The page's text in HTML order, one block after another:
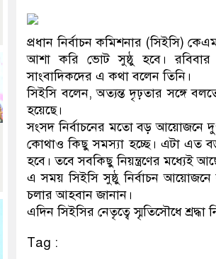
প্রধান নির্বাচন কমিশনার (সিইসি)
আশা করি ভোট সুষ্ঠু হবে। রবিবার
সাংবাদিকদের এ কথা বলেন তিনি।
সিইসি বলেন, অত্যন্ত দৃঢ়তার সঙ্গে
হয়েছে।
সংসদ নির্বাচনের মতো বড় আয়োজনে
কোথাও কিছু সমস্যা হচ্ছে। এটা এত
হবে। তবে সবকিছু নিয়ন্ত্রণের মধ্যেই
এ সময় সিইসি সুষ্ঠু নির্বাচন
চলার আহবান জানান।
এদিন সিইসির নেতৃত্বে স্মৃতিসৌধে শ্রদ্ধা
Tag :